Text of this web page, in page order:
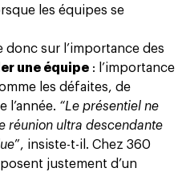
les équipes se
donc sur l’importance des
une équipe : l’importance
les défaites, de
l’année. “Le présentiel ne
réunion ultra descendante
”, insiste-t-il. Chez 360
justement d’un